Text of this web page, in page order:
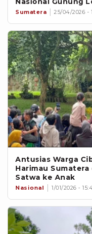
Sumatera 25/04/2026 -
Antusias Warga
Harimau
Satwa ke Anak
Nasional 1/01/2026 -